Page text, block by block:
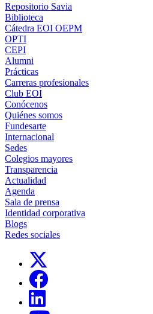
Repositorio Savia
Biblioteca
Cátedra EOI OEPM
OPTI
CEPI
Alumni
Prácticas
Carreras profesionales
Club EOI
Conócenos
Quiénes somos
Fundesarte
Internacional
Sedes
Colegios mayores
Transparencia
Actualidad
Agenda
Sala de prensa
Identidad corporativa
Blogs
Redes sociales
Links, Opens in this window
Links, Opens in this window